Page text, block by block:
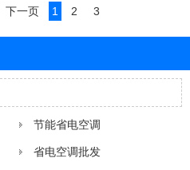
下一页 1 2 3
节能省电空调
省电空调批发